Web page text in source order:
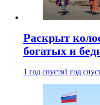
Раскрыт
богатых и
1 год спустя1 год